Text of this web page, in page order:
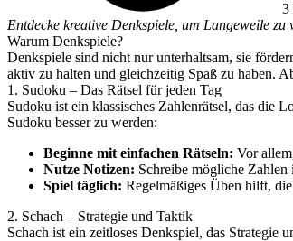
3
Entdecke kreative Denkspiele, um Langeweile
Warum Denkspiele?
Denkspiele sind nicht nur unterhaltsam, sie
aktiv zu halten und gleichzeitig Spaß zu haben.
1. Sudoku – Das Rätsel für jeden Tag
Sudoku ist ein klassisches Zahlenrätsel, das die
Sudoku besser zu werden:
Beginne mit einfachen Rätseln: Vor
Nutze Notizen: Schreibe mögliche
Spiel täglich: Regelmäßiges Üben hilft,
2. Schach – Strategie und Taktik
Schach ist ein zeitloses Denkspiel, das Strategie